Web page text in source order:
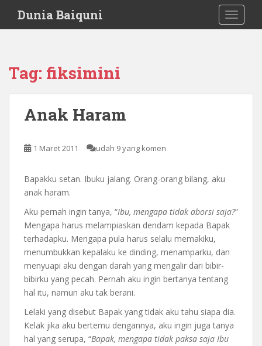
i
Dunia Baiquni
Tag: fiksimini
Anak Haram
1 Maret 2011 udah 9 yang komen
Bapakku setan. Ibuku jalang. Orang-orang bilang, aku
anak haram.
Aku pernah ingin tanya, “Ibu, mengapa tidak aborsi saja?”
Mengapa harus melampiaskan dendam kepada Bapak
terhadapku. Mengapa pula harus selalu memakiku,
menumbukkan kepalaku ke dinding, menamparku, dan
menyuapi aku dengan darah yang mengalir dari bibir-
bibirku yang pecah. Pernah aku ingin bertanya tentang
hal itu, namun aku tak berani.
Lelaki yang disebut Bapak yang tidak aku tahu siapa dia.
Kelak jika aku bertemu dengannya, aku ingin juga tanya
hal yang serupa, “Bapak, mengapa tidak paksa saja Ibu